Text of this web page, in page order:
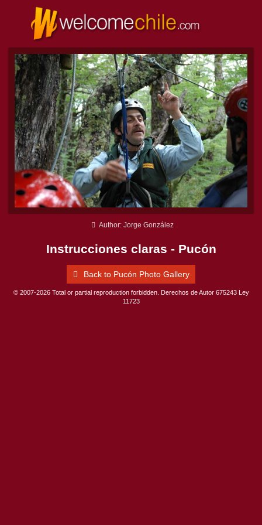
Author: Jorge González
Instrucciones claras - Pucón
Back to Pucón Photo Gallery
© 2007-2026 Total or partial reproduction forbidden. Derechos de Autor 675243 Ley
11723